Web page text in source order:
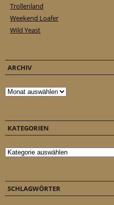
Trollenland
Weekend Loafer
Wild Yeast
ARCHIV
Archiv
KATEGORIEN
Kategorien
SCHLAGWÖRTER